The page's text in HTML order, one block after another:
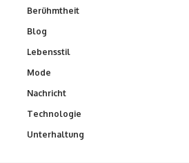
Berühmtheit
Blog
Lebensstil
Mode
Nachricht
Technologie
Unterhaltung